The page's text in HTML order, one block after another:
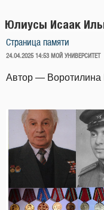
Юлиусы Исаак
Страница памяти
ОПУБЛИКОВАНО
24.04.2025 14:53 МОЙ УНИВЕРСИТЕТ
Автор — Воротилина